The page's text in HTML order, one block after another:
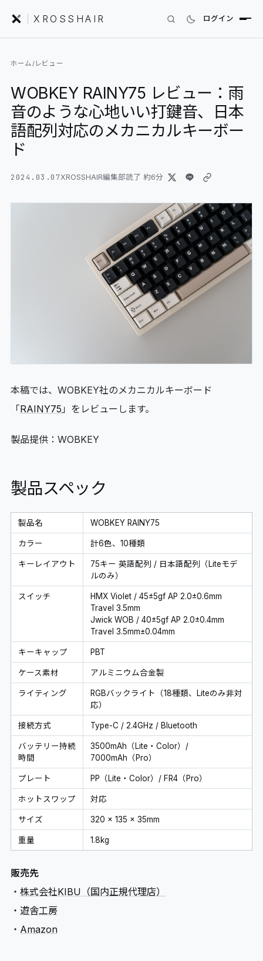
XROSSHAIR ログイン
01 製品を探す SEARCH
02編集部レビュー REVIEWS
03
DESK GALLERY
GLOSSARY
ホーム/レビュー
WOBKEY RAINY75 レビュー：雨
音のような心地いい打鍵音、日本
語配列対応のメカニカルキーボー
ド
2024.03.07XROSSHAIR編集部読了 約6分
本稿では、WOBKEY社のメカニカルキーボード
「RAINY75」をレビューします。
製品提供：WOBKEY
製品スペック
製品名 WOBKEY RAINY75
カラー 計6色、10種類
キーレイアウト
75キー 英語配列 / 日本語配列（Liteモデ
ルのみ）
スイッチ
HMX Violet / 45±5gf AP 2.0±0.6mm
Travel 3.5mm
Jwick WOB / 40±5gf AP 2.0±0.4mm
Travel 3.5mm±0.04mm
キーキャップ PBT
ケース素材 アルミニウム合金製
ライティング
RGBバックライト（18種類、Liteのみ非対
応）
接続方式 Type-C / 2.4GHz / Bluetooth
バッテリー持続
時間
3500mAh（Lite・Color）/
7000mAh（Pro）
プレート PP（Lite・Color）/ FR4（Pro）
ホットスワップ 対応
サイズ 320 x 135 x 35mm
重量 1.8kg
販売先
・ 株式会社KIBU（国内正規代理店）
・ 遊舎工房
・ Amazon